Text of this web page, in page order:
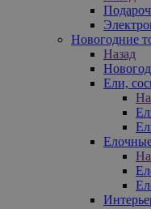
Новогодние
Назад
Ели,